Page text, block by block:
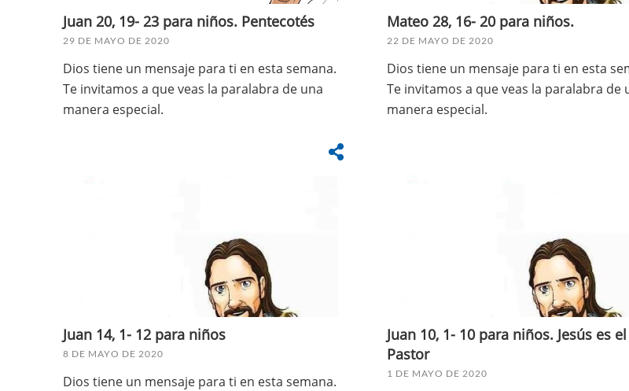
Juan 20, 19- 23 para niños. Pentecotés
29 DE MAYO DE 2020
Dios tiene un mensaje para ti en esta semana.
Te invitamos a que veas la paralabra de una
manera especial.
Mateo 28, 16- 20 para niños.
22 DE MAYO DE 2020
Dios tiene un mensaje para ti en esta
Te invitamos a que veas la paralabra de
manera especial.
Juan 14, 1- 12 para niños
8 DE MAYO DE 2020
Dios tiene un mensaje para ti en esta semana.
Juan 10, 1- 10 para niños. Jesús es
Pastor
1 DE MAYO DE 2020